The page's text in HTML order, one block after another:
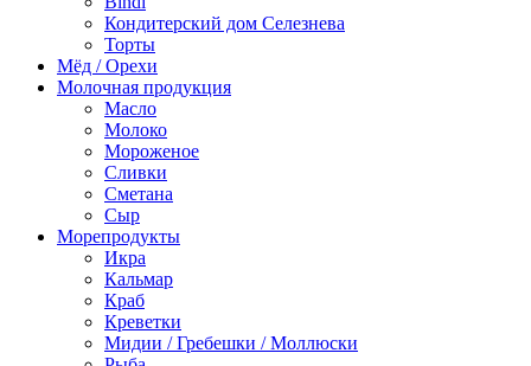
Кондитерский дом Селезнева
Торты
Мёд / Орехи
Молочная продукция
Масло
Молоко
Мороженое
Сливки
Сметана
Сыр
Морепродукты
Икра
Кальмар
Краб
Креветки
Мидии / Гребешки / Моллюски